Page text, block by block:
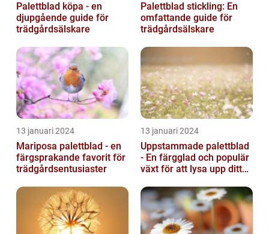
Palettblad köpa - en
djupgående guide för
trädgårdsälskare
Palettblad stickling: En
omfattande guide för
trädgårdsälskare
13 januari 2024
Mariposa palettblad - en
färgsprakande favorit för
trädgårdsentusiaster
13 januari 2024
Uppstammade palettblad
- En färgglad och populär
växt för att lysa upp ditt